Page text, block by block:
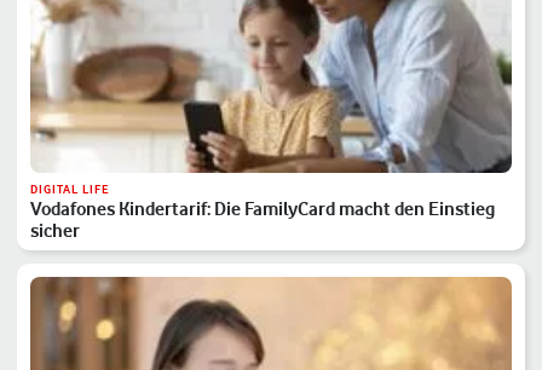
DIGITAL LIFE
Vodafones Kindertarif: Die FamilyCard macht den Einstieg
sicher